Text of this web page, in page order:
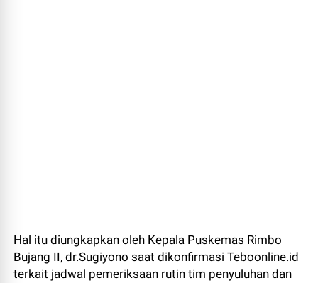
Hal itu diungkapkan oleh Kepala Puskemas Rimbo
Bujang II, dr.Sugiyono saat dikonfirmasi Teboonline.id
terkait jadwal pemeriksaan rutin tim penyuluhan dan